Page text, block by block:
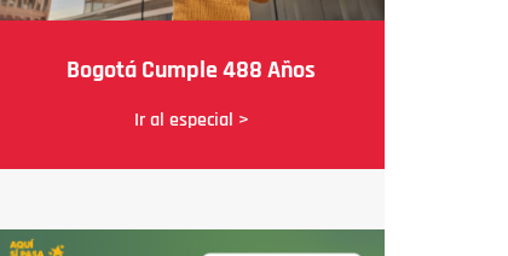
Bogotá Cumple 488 Años
Ir al especial >